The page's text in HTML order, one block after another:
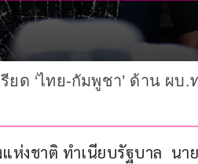
รียด ‘ไทย-กัมพูชา’ ด้าน
ห่งชาติ ทำเนียบรัฐบาล  นา